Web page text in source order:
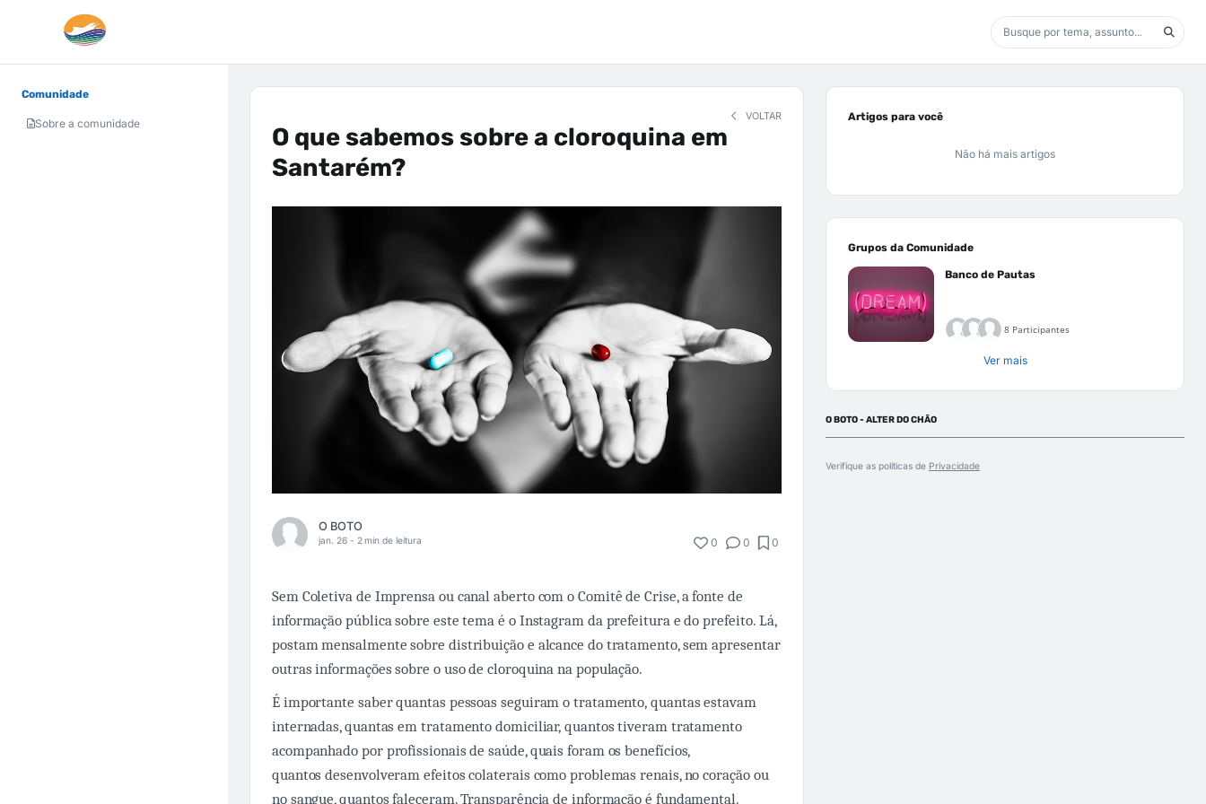
Comunidade
Sobre a comunidade
VOLTAR
O que sabemos sobre a cloroquina em
Santarém?
O BOTO
jan. 26 - 2 min de leitura 0 0 0
Sem Coletiva de Imprensa ou canal aberto com o Comitê de Crise, a fonte de
informação pública sobre este tema é o Instagram da prefeitura e do prefeito. Lá,
postam mensalmente sobre distribuição e alcance do tratamento, sem apresentar
outras informações sobre o uso de cloroquina na população.
É importante saber quantas pessoas seguiram o tratamento, quantas estavam
internadas, quantas em tratamento domiciliar, quantos tiveram tratamento
acompanhado por profissionais de saúde, quais foram os benefícios,
quantos desenvolveram efeitos colaterais como problemas renais, no coração ou
no sangue, quantos faleceram. Transparência de informação é fundamental.
Artigos para você
Não há mais artigos
Grupos da Comunidade
Banco de Pautas
8 Participantes
Ver mais
O BOTO - ALTER DO CHÃO
Verifique as políticas de Privacidade